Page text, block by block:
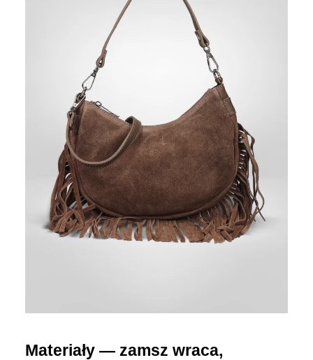
Materiały — zamsz wraca,